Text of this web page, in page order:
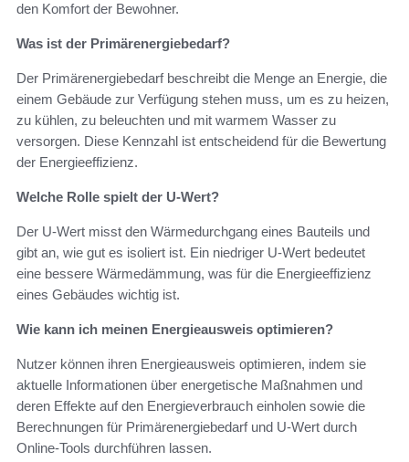
den Komfort der Bewohner.
Was ist der Primärenergiebedarf?
Der Primärenergiebedarf beschreibt die Menge an Energie, die
einem Gebäude zur Verfügung stehen muss, um es zu heizen,
zu kühlen, zu beleuchten und mit warmem Wasser zu
versorgen. Diese Kennzahl ist entscheidend für die Bewertung
der Energieeffizienz.
Welche Rolle spielt der U-Wert?
Der U-Wert misst den Wärmedurchgang eines Bauteils und
gibt an, wie gut es isoliert ist. Ein niedriger U-Wert bedeutet
eine bessere Wärmedämmung, was für die Energieeffizienz
eines Gebäudes wichtig ist.
Wie kann ich meinen Energieausweis optimieren?
Nutzer können ihren Energieausweis optimieren, indem sie
aktuelle Informationen über energetische Maßnahmen und
deren Effekte auf den Energieverbrauch einholen sowie die
Berechnungen für Primärenergiebedarf und U-Wert durch
Online-Tools durchführen lassen.